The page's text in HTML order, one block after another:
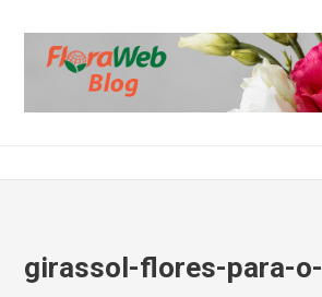
girassol-flores-para-